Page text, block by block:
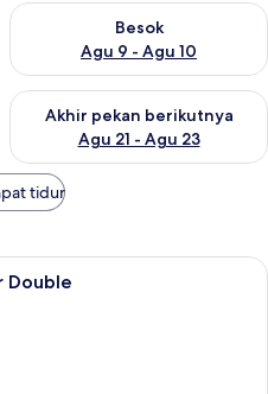
ini Agu 8 - Agu 9
Besok
Agu 9 - Agu 10
Periksa ketersediaan untuk
ini Agu 14 - Agu 16
Akhir pekan berikutnya
Agu 21 - Agu 23
Periksa ketersediaan untuk
tidur
Kamar Deluks, 2 Tempat Tidur
Double